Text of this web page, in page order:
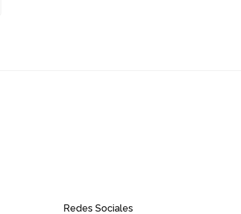
Redes Sociales